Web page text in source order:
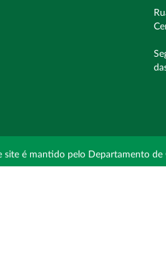
site é mantido pelo Departamento